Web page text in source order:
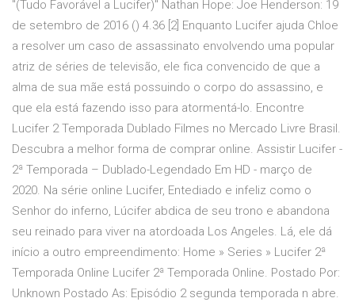
"(Tudo Favorável a Lucifer)" Nathan Hope: Joe Henderson: 19
de setembro de 2016 () 4.36 [2] Enquanto Lucifer ajuda Chloe
a resolver um caso de assassinato envolvendo uma popular
atriz de séries de televisão, ele fica convencido de que a
alma de sua mãe está possuindo o corpo do assassino, e
que ela está fazendo isso para atormentá-lo. Encontre
Lucifer 2 Temporada Dublado Filmes no Mercado Livre Brasil.
Descubra a melhor forma de comprar online. Assistir Lucifer -
2ª Temporada – Dublado-Legendado Em HD - março de
2020. Na série online Lucifer, Entediado e infeliz como o
Senhor do inferno, Lúcifer abdica de seu trono e abandona
seu reinado para viver na atordoada Los Angeles. Lá, ele dá
início a outro empreendimento: Home » Series » Lucifer 2ª
Temporada Online Lucifer 2ª Temporada Online. Postado Por:
Unknown Postado As: Episódio 2 segunda temporada n abre.